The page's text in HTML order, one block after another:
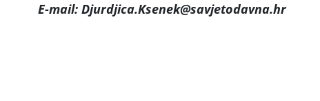
E-mail: Djurdjica.Ksenek@savjetodavna.hr